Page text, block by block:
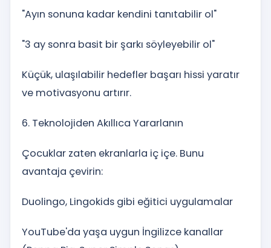
"Ayın sonuna kadar kendini tanıtabilir ol"
"3 ay sonra basit bir şarkı söyleyebilir ol"
Küçük, ulaşılabilir hedefler başarı hissi yaratır
ve motivasyonu artırır.
6. Teknolojiden Akıllıca Yararlanın
Çocuklar zaten ekranlarla iç içe. Bunu
avantaja çevirin:
Duolingo, Lingokids gibi eğitici uygulamalar
YouTube'da yaşa uygun İngilizce kanallar